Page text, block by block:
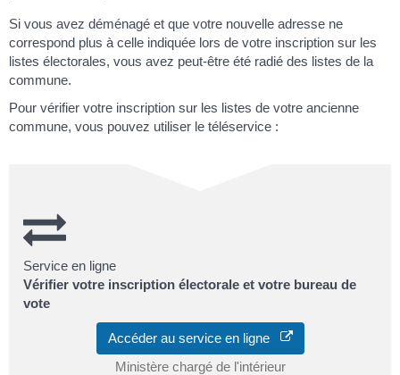
Si vous avez déménagé et que votre nouvelle adresse ne
correspond plus à celle indiquée lors de votre inscription sur les
listes électorales, vous avez peut-être été radié des listes de la
commune.
Pour vérifier votre inscription sur les listes de votre ancienne
commune, vous pouvez utiliser le téléservice :
Service en ligne
Vérifier votre inscription électorale et votre bureau de
vote
Accéder au service en ligne
Ministère chargé de l'intérieur